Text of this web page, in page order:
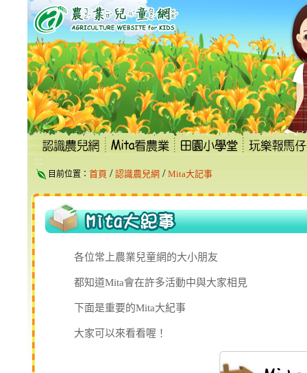
跳
到
主
要
內
容
區
塊
:::
目前位置： 首頁 / 認識農兒網 / Mita大記事
各位常上農業兒童網的大小朋友
都知道Mita會在許多活動中與大家相見
下面是重要的Mita大紀事
大家可以來看看喔！